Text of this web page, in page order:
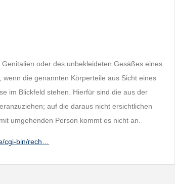
oder des unbekleideten Gesäßes eines
die genannten Körperteile aus Sicht eines
im Blickfeld stehen. Hierfür sind die aus der
auf die daraus nicht ersichtlichen
umgehenden Person kommt es nicht an.
cgi-bin/rech…